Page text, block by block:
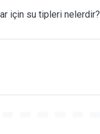
için su tipleri nelerdir?